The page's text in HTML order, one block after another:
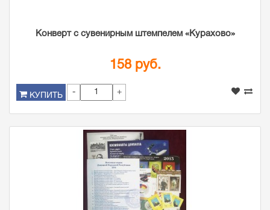
Конверт с сувенирным штемпелем «Курахово»
158 руб.
КУПИТЬ - +